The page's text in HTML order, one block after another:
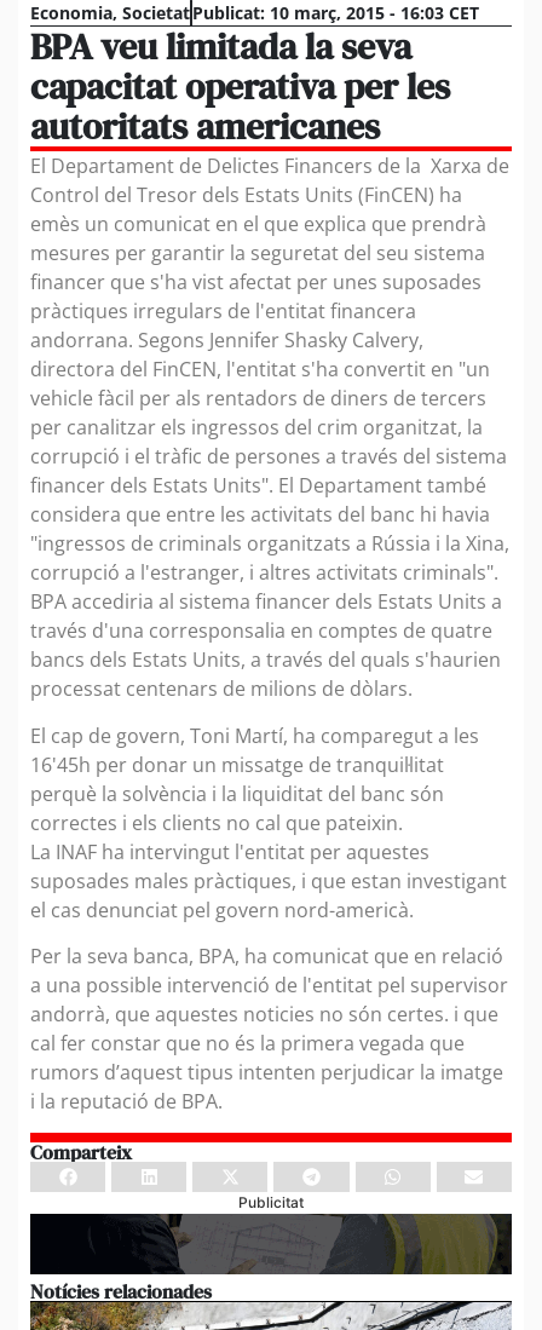
Economia, SocietatPublicat: 10 març, 2015 - 16:03 CET
BPA veu limitada la seva
capacitat operativa per les
autoritats americanes
El Departament de Delictes Financers de la Xarxa de
Control del Tresor dels Estats Units (FinCEN) ha
emès un comunicat en el que explica que prendrà
mesures per garantir la seguretat del seu sistema
financer que s'ha vist afectat per unes suposades
pràctiques irregulars de l'entitat financera
andorrana. Segons Jennifer Shasky Calvery,
directora del FinCEN, l'entitat s'ha convertit en "un
vehicle fàcil per als rentadors de diners de tercers
per canalitzar els ingressos del crim organitzat, la
corrupció i el tràfic de persones a través del sistema
financer dels Estats Units". El Departament també
considera que entre les activitats del banc hi havia
"ingressos de criminals organitzats a Rússia i la Xina,
corrupció a l'estranger, i altres activitats criminals".
BPA accediria al sistema financer dels Estats Units a
través d'una corresponsalia en comptes de quatre
bancs dels Estats Units, a través del quals s'haurien
processat centenars de milions de dòlars.
El cap de govern, Toni Martí, ha comparegut a les
16'45h per donar un missatge de tranquil·litat
perquè la solvència i la liquiditat del banc són
correctes i els clients no cal que pateixin.
La INAF ha intervingut l'entitat per aquestes
suposades males pràctiques, i que estan investigant
el cas denunciat pel govern nord-americà.
Per la seva banca, BPA, ha comunicat que en relació
a una possible intervenció de l'entitat pel supervisor
andorrà, que aquestes noticies no són certes. i que
cal fer constar que no és la primera vegada que
rumors d’aquest tipus intenten perjudicar la imatge
i la reputació de BPA.
Comparteix
Publicitat
Notícies relacionades